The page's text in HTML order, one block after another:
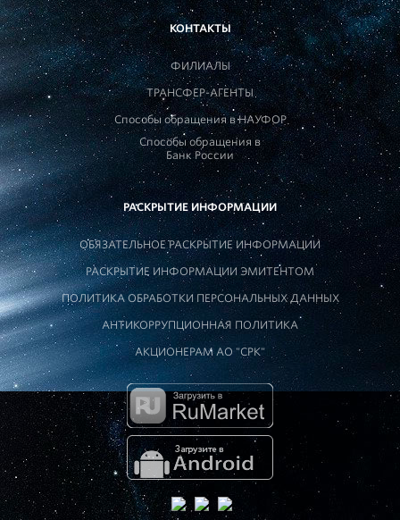
КОНТАКТЫ
ФИЛИАЛЫ
ТРАНСФЕР-АГЕНТЫ
Способы обращения в НАУФОР
Способы обращения в
Банк России
РАСКРЫТИЕ ИНФОРМАЦИИ
ОБЯЗАТЕЛЬНОЕ РАСКРЫТИЕ ИНФОРМАЦИИ
РАСКРЫТИЕ ИНФОРМАЦИИ ЭМИТЕНТОМ
ПОЛИТИКА ОБРАБОТКИ ПЕРСОНАЛЬНЫХ ДАННЫХ
АНТИКОРРУПЦИОННАЯ ПОЛИТИКА
АКЦИОНЕРАМ АО "СРК"